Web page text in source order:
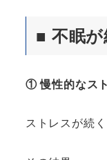
■ 不眠が
① 慢性的なス
ストレスが続